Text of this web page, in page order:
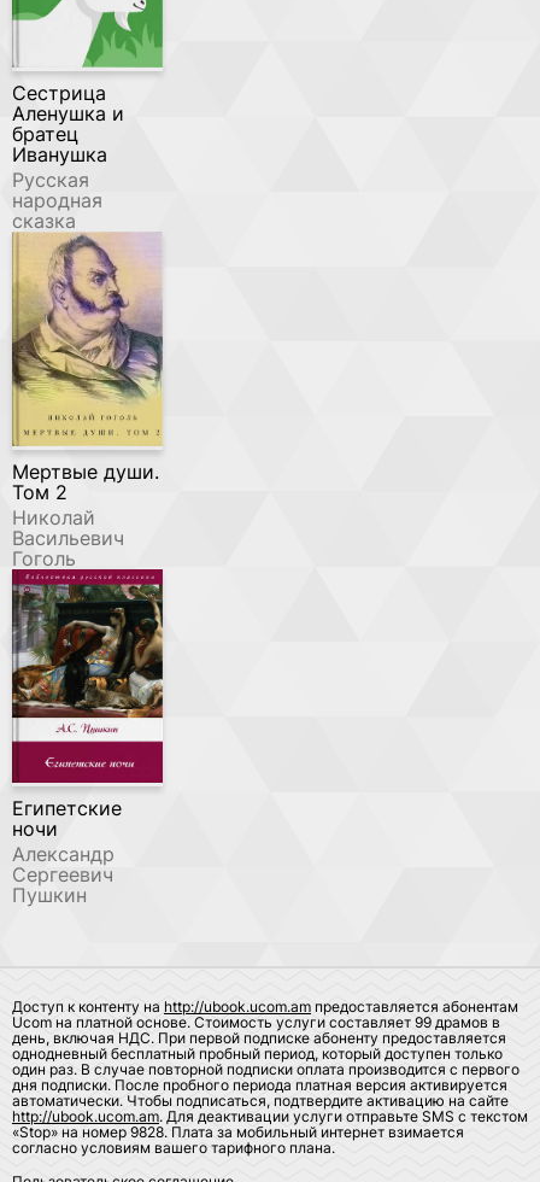
Сестрица
Аленушка и
братец
Иванушка
Русская
народная
сказка
Мертвые души.
Том 2
Николай
Васильевич
Гоголь
Египетские
ночи
Александр
Сергеевич
Пушкин
Доступ к контенту на http://ubook.ucom.am предоставляется абонентам
Ucom на платной основе. Стоимость услуги составляет 99 драмов в
день, включая НДС. При первой подписке абоненту предоставляется
однодневный бесплатный пробный период, который доступен только
один раз. В случае повторной подписки оплата производится с первого
дня подписки. После пробного периода платная версия активируется
автоматически. Чтобы подписаться, подтвердите активацию на сайте
http://ubook.ucom.am. Для деактивации услуги отправьте SMS с текстом
«Stop» на номер 9828. Плата за мобильный интернет взимается
согласно условиям вашего тарифного плана.